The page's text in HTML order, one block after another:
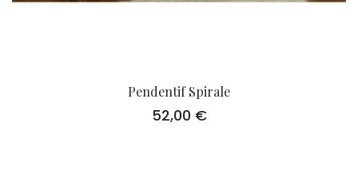
Pendentif Spirale
52,00 €